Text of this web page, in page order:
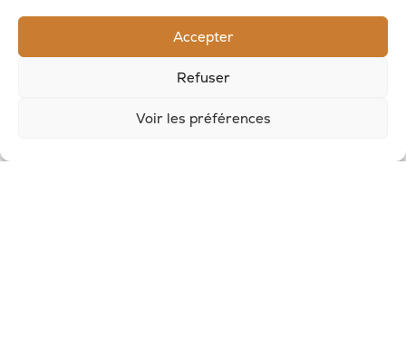
Accepter
Refuser
Voir les préférences
Inscrivez-vous à notre newsletter pour
recevoir des offres et suivre nos actus